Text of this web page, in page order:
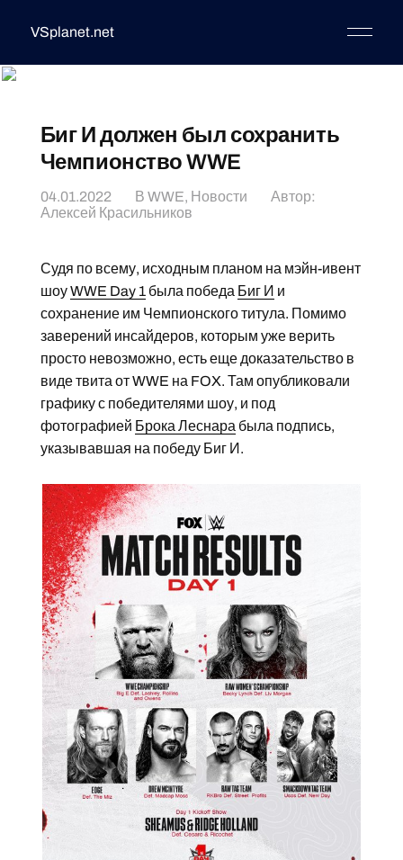
VSplanet.net
Биг И должен был сохранить
Чемпионство WWE
04.01.2022 В WWE, Новости
Автор:
Алексей Красильников
Судя по всему, исходным планом на мэйн-ивент
шоуWWE Day 1была победа Биг И и
сохранение им Чемпионского титула. Помимо
заверений инсайдеров, которым уже верить
просто невозможно, есть еще доказательство в
виде твита от WWE на FOX. Там опубликовали
графику с победителями шоу, и под
фотографией Брока Леснара была подпись,
указывавшая на победу Биг И.